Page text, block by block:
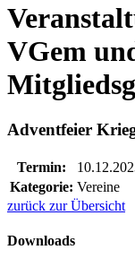
VGem
Adventfeier
Termin:
Kategorie: Vereine
zurück zur Übersicht
Downloads